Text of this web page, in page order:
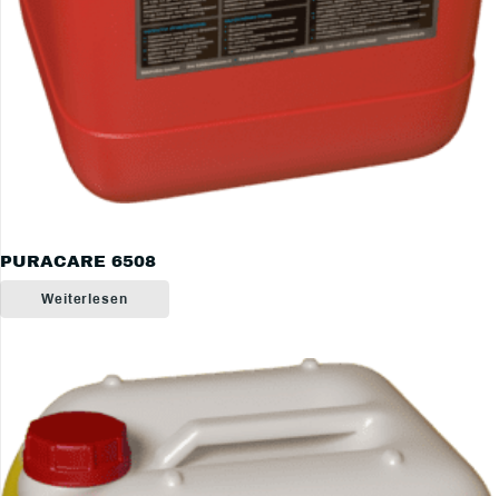
PURACARE 6508
Weiterlesen